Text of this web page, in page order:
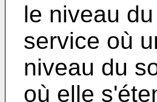
le niveau
service où
niveau du
où elle